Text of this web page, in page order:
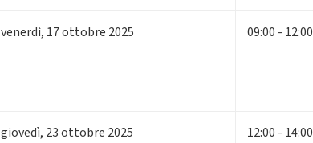
venerdì, 17ottobre 2025 09:00 - 12:00
giovedì, 23ottobre 2025 12:00 - 14:00